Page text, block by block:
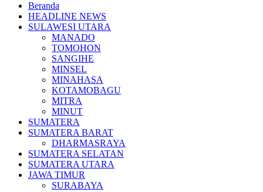
Beranda
HEADLINE NEWS
SULAWESI UTARA
MANADO
TOMOHON
SANGIHE
MINSEL
MINAHASA
KOTAMOBAGU
MITRA
MINUT
SUMATERA
SUMATERA BARAT
DHARMASRAYA
SUMATERA SELATAN
SUMATERA UTARA
JAWA TIMUR
SURABAYA